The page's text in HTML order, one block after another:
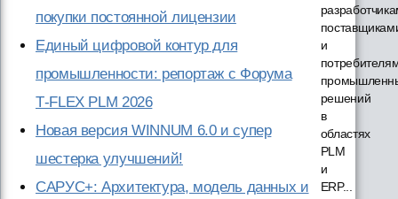
покупки постоянной лицензии
Единый цифровой контур для
промышленности: репортаж с Форума
T‑FLEX PLM 2026
Новая версия WINNUM 6.0 и супер
шестерка улучшений!
САРУС+: Архитектура, модель данных и
и
решений
в
областях
PLM
и
ERP...